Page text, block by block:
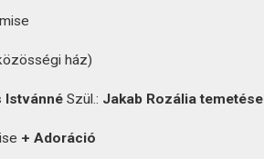
mise
ház)
Istvánné Szül.: Jakab Rozália temetése
+ Adoráció